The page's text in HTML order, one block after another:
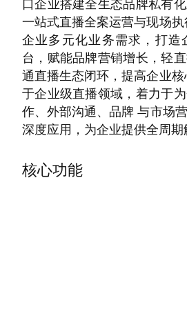
一站式直播全案运营与现场
企业多元化业务需求，打造
台，赋能品牌营销增长，轻
通直播生态闭环，提高企业
于企业级直播领域，着力于
作、外部沟通、品牌 与市场
深度应用，为企业提供全周期
核心功能